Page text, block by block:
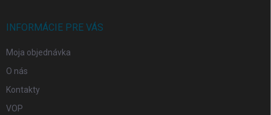
INFORMÁCIE PRE VÁS
Moja objednávka
O nás
Kontakty
VOP